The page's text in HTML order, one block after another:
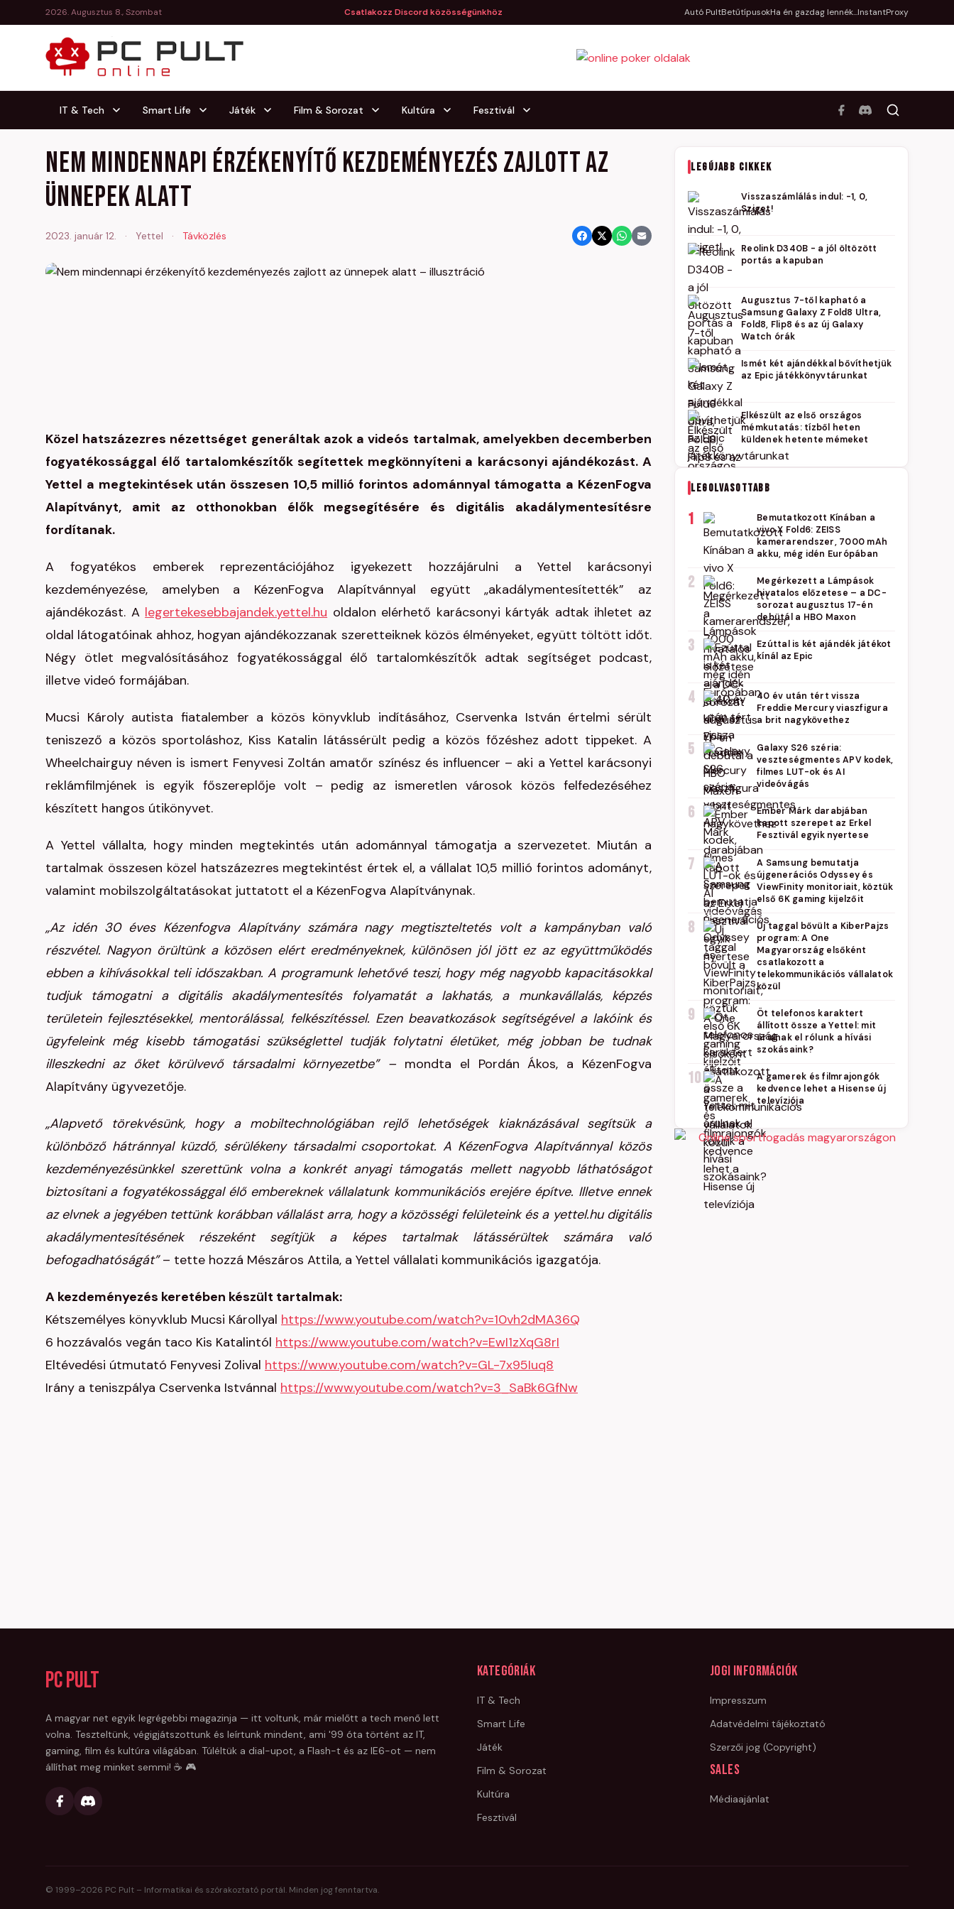
2026. Augusztus 8., Szombat Csatlakozz Discord közösségünkhöz Autó PultBetűtípusokHa én gazdag lennék...InstantProxy
IT & Tech Smart Life Játék Film & Sorozat Kultúra Fesztivál
Nem mindennapi érzékenyítő kezdeményezés zajlott az
ünnepek alatt
2023. január 12. · Yettel · Távközlés
Közel hatszázezres nézettséget generáltak azok a videós tartalmak, amelyekben decemberben
fogyatékossággal élő tartalomkészítők segítettek megkönnyíteni a karácsonyi ajándékozást. A
Yettel a megtekintések után összesen 10,5 millió forintos adománnyal támogatta a KézenFogva
Alapítványt, amit az otthonokban élők megsegítésére és digitális akadálymentesítésre
fordítanak.
A fogyatékos emberek reprezentációjához igyekezett hozzájárulni a Yettel karácsonyi
kezdeményezése, amelyben a KézenFogva Alapítvánnyal együtt „akadálymentesítették” az
ajándékozást. A legertekesebbajandek.yettel.hu oldalon elérhető karácsonyi kártyák adtak ihletet az
oldal látogatóinak ahhoz, hogyan ajándékozzanak szeretteiknek közös élményeket, együtt töltött időt.
Négy ötlet megvalósításához fogyatékossággal élő tartalomkészítők adtak segítséget podcast,
illetve videó formájában.
Mucsi Károly autista fiatalember a közös könyvklub indításához, Cservenka István értelmi sérült
teniszező a közös sportoláshoz, Kiss Katalin látássérült pedig a közös főzéshez adott tippeket. A
Wheelchairguy néven is ismert Fenyvesi Zoltán amatőr színész és influencer – aki a Yettel karácsonyi
reklámfilmjének is egyik főszereplője volt – pedig az ismeretlen városok közös felfedezéséhez
készített hangos útikönyvet.
A Yettel vállalta, hogy minden megtekintés után adománnyal támogatja a szervezetet. Miután a
tartalmak összesen közel hatszázezres megtekintést értek el, a vállalat 10,5 millió forintos adományt,
valamint mobilszolgáltatásokat juttatott el a KézenFogva Alapítványnak.
„Az idén 30 éves Kézenfogva Alapítvány számára nagy megtiszteltetés volt a kampányban való
részvétel. Nagyon örültünk a közösen elért eredményeknek, különösen jól jött ez az együttműködés
ebben a kihívásokkal teli időszakban. A programunk lehetővé teszi, hogy még nagyobb kapacitásokkal
tudjuk támogatni a digitális akadálymentesítés folyamatát a lakhatás, a munkavállalás, képzés
területein fejlesztésekkel, mentorálással, felkészítéssel. Ezen beavatkozások segítségével a lakóink és
ügyfeleink még kisebb támogatási szükséglettel tudják folytatni életüket, még jobban be tudnak
illeszkedni az őket körülvevő társadalmi környezetbe” – mondta el Pordán Ákos, a KézenFogva
Alapítvány ügyvezetője.
„Alapvető törekvésünk, hogy a mobiltechnológiában rejlő lehetőségek kiaknázásával segítsük a
különböző hátránnyal küzdő, sérülékeny társadalmi csoportokat. A KézenFogva Alapítvánnyal közös
kezdeményezésünkkel szerettünk volna a konkrét anyagi támogatás mellett nagyobb láthatóságot
biztosítani a fogyatékossággal élő embereknek vállalatunk kommunikációs erejére építve. Illetve ennek
az elvnek a jegyében tettünk korábban vállalást arra, hogy a közösségi felületeink és a yettel.hu digitális
akadálymentesítésének részeként segítjük a képes tartalmak látássérültek számára való
befogadhatóságát”– tette hozzá Mészáros Attila, a Yettel vállalati kommunikációs igazgatója.
A kezdeményezés keretében készült tartalmak:
Kétszemélyes könyvklub Mucsi Károllyal https://www.youtube.com/watch?v=10vh2dMA36Q
6 hozzávalós vegán taco Kis Katalintól https://www.youtube.com/watch?v=EwI1zXqG8rI
Eltévedési útmutató Fenyvesi Zolival https://www.youtube.com/watch?v=GL-7x95Iuq8
Irány a teniszpálya Cservenka Istvánnal https://www.youtube.com/watch?v=3_SaBk6GfNw
LEGÚJABB CIKKEK
Visszaszámlálás indul: -1, 0,
Sziget!
Reolink D340B - a jól öltözött
portás a kapuban
Augusztus 7-től kapható a
Samsung Galaxy Z Fold8 Ultra,
Fold8, Flip8 és az új Galaxy
Watch órák
Ismét két ajándékkal bővíthetjük
az Epic játékkönyvtárunkat
Elkészült az első országos
mémkutatás: tízből heten
küldenek hetente mémeket
LEGOLVASOTTABB
1
Bemutatkozott Kínában a
vivo X Fold6: ZEISS
kamerarendszer, 7000 mAh
akku, még idén Európában
2
Megérkezett a Lámpások
hivatalos előzetese – a DC-
sorozat augusztus 17-én
debütál a HBO Maxon
3
Ezúttal is két ajándék játékot
kínál az Epic
4
40 év után tért vissza
Freddie Mercury viaszfigura
a brit nagykövethez
5
Galaxy S26 széria:
veszteségmentes APV kodek,
filmes LUT-ok és AI
videóvágás
6
Ember Márk darabjában
kapott szerepet az Erkel
Fesztivál egyik nyertese
7
A Samsung bemutatja
újgenerációs Odyssey és
ViewFinity monitoriait, köztük
első 6K gaming kijelzőit
8
Új taggal bővült a KiberPajzs
program: A One
Magyarország elsőként
csatlakozott a
telekommunikációs vállalatok
közül
9
Öt telefonos karaktert
állított össze a Yettel: mit
árulnak el rólunk a hívási
szokásaink?
10
A gamerek és filmrajongók
kedvence lehet a Hisense új
televíziója
PC Pult
A magyar net egyik legrégebbi magazinja — itt voltunk, már mielőtt a tech menő lett
volna. Teszteltünk, végigjátszottunk és leírtunk mindent, ami '99 óta történt az IT,
gaming, film és kultúra világában. Túléltük a dial-upot, a Flash-t és az IE6-ot — nem
állíthat meg minket semmi! ☕ 🎮
Kategóriák
IT & Tech
Smart Life
Játék
Film & Sorozat
Kultúra
Fesztivál
Jogi információk
Impresszum
Adatvédelmi tájékoztató
Szerzői jog (Copyright)
Sales
Médiaajánlat
© 1999–2026 PC Pult – Informatikai és szórakoztató portál. Minden jog fenntartva.